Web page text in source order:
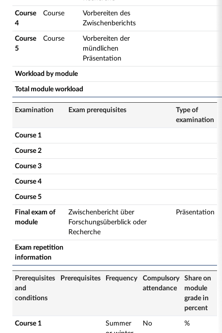
Course
4
Course
Vorbereiten des
Zwischenberichts
Course
5
Course
Vorbereiten der
mündlichen
Präsentation
Workload by module
Total module workload
Examination Exam prerequisites
Type of
examination
Course 1
Course 2
Course 3
Course 4
Course 5
Final exam of
module
Zwischenbericht über
Forschungsüberblick oder
Recherche
Präsentation
Exam repetition
information
Prerequisites
and
conditions
Prerequisites Frequency
Compulsory
attendance
Share on
module
grade in
percent
Course 1
Summer
No %